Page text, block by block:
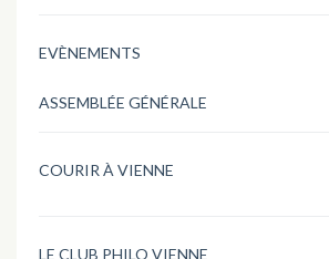
EVÈNEMENTS
ASSEMBLÉE GÉNÉRALE
COURIR À VIENNE
LE CLUB PHILO VIENNE